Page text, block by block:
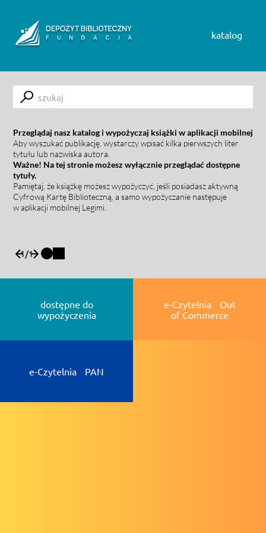
katalog
Submit
Przeglądaj nasz katalog i wypożyczaj książki w aplikacji mobilnej
Aby wyszukać publikację, wystarczy wpisać kilka pierwszych liter
tytułu lub nazwiska autora.
Ważne! Na tej stronie możesz wyłącznie przeglądać dostępne
tytuły.
Pamiętaj, że książkę możesz wypożyczyć, jeśli posiadasz aktywną
Cyfrową Kartę Biblioteczną, a samo wypożyczanie następuje
w aplikacji mobilnej Legimi.
1/1
dostępne do
wypożyczenia
e-Czytelnia Out
of Commerce
e-Czytelnia PAN